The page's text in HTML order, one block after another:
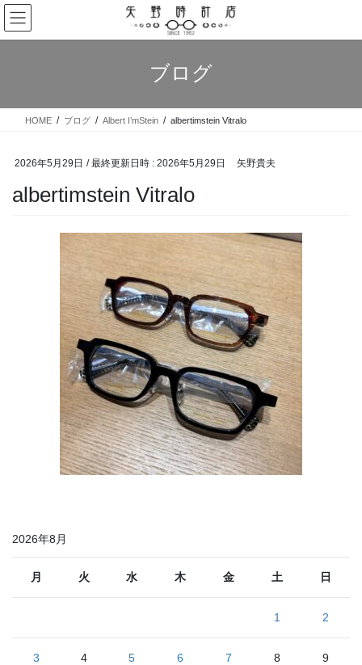
コ
ン
テ
ス
ナ
ビ
ゲ
ン
ブログ
HOME ブログ Albert I’mStein albertimstein Vitralo
2026年5月29日 / 最終更新日時 : 2026年5月29日 矢野貴夫
albertimstein Vitralo
2026年8月
月 火 水 木 金 土 日
1 2
3 4 5 6 7 8 9